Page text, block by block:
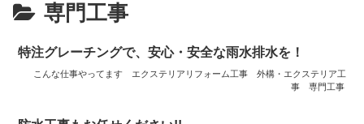
専門工事
特注グレーチングで、安心・安全な雨水排水を！
こんな仕事やってます エクステリアリフォーム工事
外構・エクステリア工
事
専門工事